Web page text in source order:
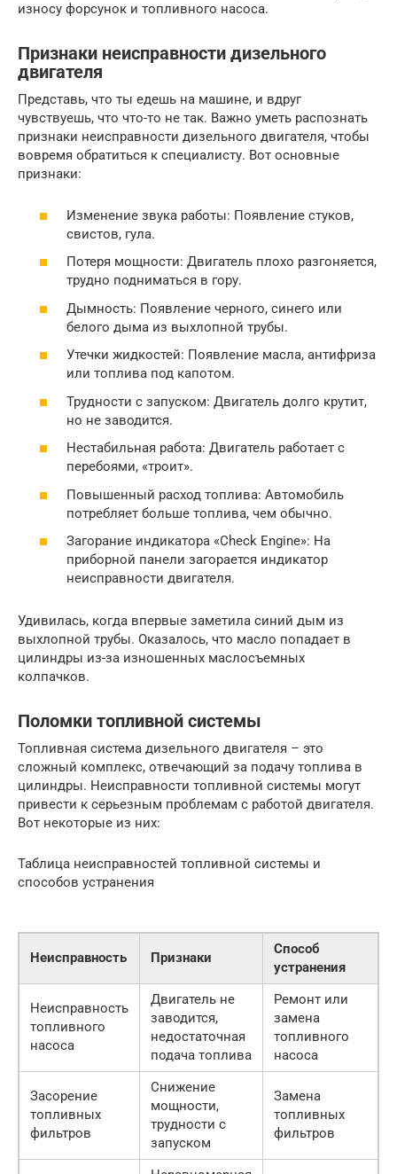
износу форсунок и топливного насоса.
Признаки неисправности дизельного
двигателя
Представь, что ты едешь на машине, и вдруг
чувствуешь, что что-то не так. Важно уметь распознать
признаки неисправности дизельного двигателя, чтобы
вовремя обратиться к специалисту. Вот основные
признаки:
Изменение звука работы: Появление стуков,
свистов, гула.
Потеря мощности: Двигатель плохо разгоняется,
трудно подниматься в гору.
Дымность: Появление черного, синего или
белого дыма из выхлопной трубы.
Утечки жидкостей: Появление масла, антифриза
или топлива под капотом.
Трудности с запуском: Двигатель долго крутит,
но не заводится.
Нестабильная работа: Двигатель работает с
перебоями, «троит».
Повышенный расход топлива: Автомобиль
потребляет больше топлива, чем обычно.
Загорание индикатора «Check Engine»: На
приборной панели загорается индикатор
неисправности двигателя.
Удивилась, когда впервые заметила синий дым из
выхлопной трубы. Оказалось, что масло попадает в
цилиндры из-за изношенных маслосъемных
колпачков.
Поломки топливной системы
Топливная система дизельного двигателя – это
сложный комплекс, отвечающий за подачу топлива в
цилиндры. Неисправности топливной системы могут
привести к серьезным проблемам с работой двигателя.
Вот некоторые из них:
Таблица неисправностей топливной системы и
способов устранения
Неисправность Признаки
Способ
устранения
Неисправность
топливного
насоса
Двигатель не
заводится,
недостаточная
подача топлива
Ремонт или
замена
топливного
насоса
Засорение
топливных
фильтров
Снижение
мощности,
трудности с
запуском
Замена
топливных
фильтров